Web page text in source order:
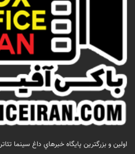
اولين و بزرگترين پايگاه خبرهاي داغ سينما